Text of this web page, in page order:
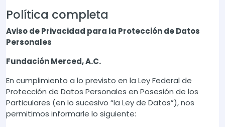
Política completa
Aviso de Privacidad para la Protección de Datos
Personales
Fundación Merced, A.C.
En cumplimiento a lo previsto en la Ley Federal de
Protección de Datos Personales en Posesión de los
Particulares (en lo sucesivo “la Ley de Datos”), nos
permitimos informarle lo siguiente: